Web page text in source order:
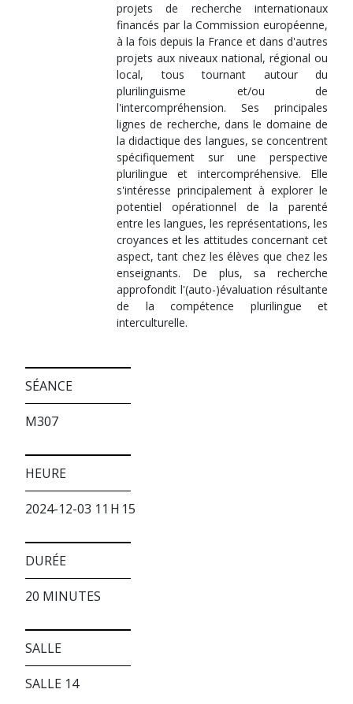
projets de recherche internationaux
financés par la Commission européenne,
à la fois depuis la France et dans d'autres
projets aux niveaux national, régional ou
local, tous tournant autour du
plurilinguisme et/ou de
l'intercompréhension. Ses principales
lignes de recherche, dans le domaine de
la didactique des langues, se concentrent
spécifiquement sur une perspective
plurilingue et intercompréhensive. Elle
s'intéresse principalement à explorer le
potentiel opérationnel de la parenté
entre les langues, les représentations, les
croyances et les attitudes concernant cet
aspect, tant chez les élèves que chez les
enseignants. De plus, sa recherche
approfondit l'(auto-)évaluation résultante
de la compétence plurilingue et
interculturelle.
SÉANCE
M307
HEURE
2024-12-03 11 H 15
DURÉE
20 MINUTES
SALLE
SALLE 14